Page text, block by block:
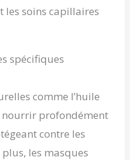
les soins capillaires
spécifiques
comme l’huile
nourrir profondément
contre les
les masques